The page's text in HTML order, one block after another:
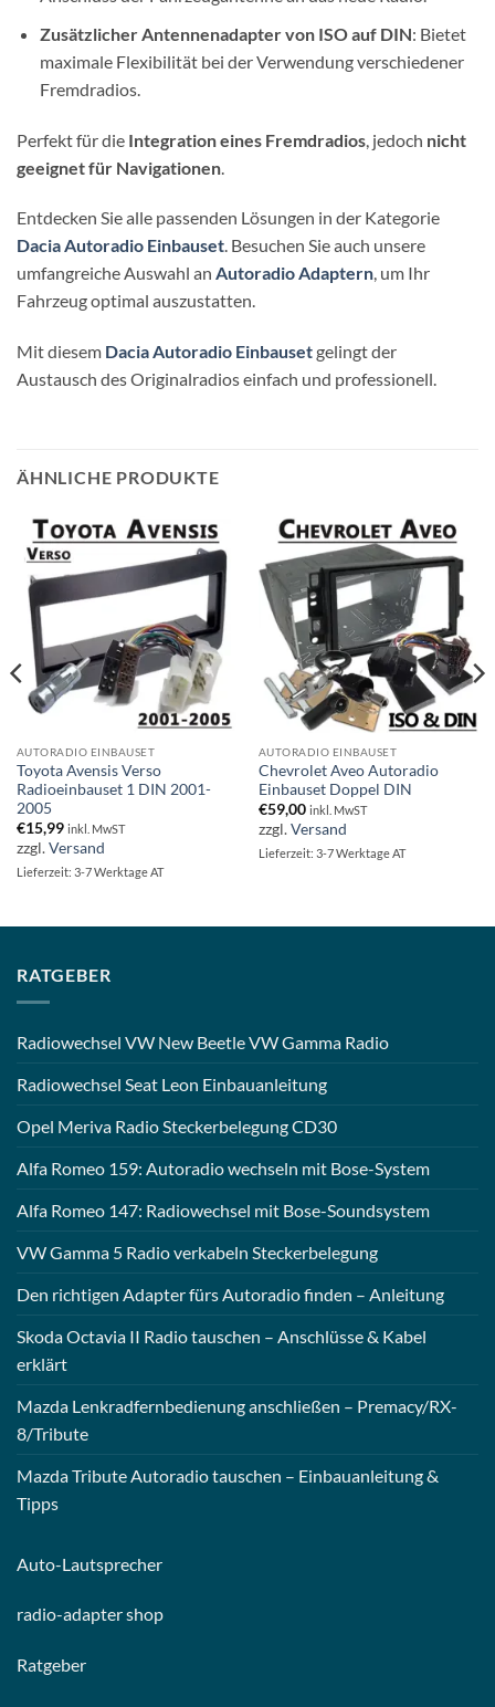
Zusätzlicher Antennenadapter von ISO auf DIN: Bietet
maximale Flexibilität bei der Verwendung verschiedener
Fremdradios.
Perfekt für die Integration eines Fremdradios , jedoch nicht
geeignet für Navigationen
Entdecken Sie alle passenden Lösungen in der Kategorie
Dacia Autoradio Einbauset. Besuchen Sie auch unsere
umfangreiche Auswahl an Autoradio Adaptern, um Ihr
Fahrzeug optimal auszustatten.
Mit diesem Dacia Autoradio Einbausetgelingt der
Austausch des Originalradios einfach und professionell.
ÄHNLICHE PRODUKTE
AUTORADIO EINBAUSET
Toyota Avensis Verso
Radioeinbauset 1 DIN 2001-
2005
€15,99 inkl. MwST
zzgl.Versand
Lieferzeit: 3-7 Werktage AT
AUTORADIO EINBAUSET
Chevrolet Aveo Autoradio
Einbauset Doppel DIN
€59,00 inkl. MwST
zzgl.Versand
Lieferzeit: 3-7 Werktage AT
RATGEBER
Radiowechsel VW New Beetle VW Gamma Radio
Radiowechsel Seat Leon Einbauanleitung
Opel Meriva Radio Steckerbelegung CD30
Alfa Romeo 159: Autoradio wechseln mit Bose-System
Alfa Romeo 147: Radiowechsel mit Bose-Soundsystem
VW Gamma 5 Radio verkabeln Steckerbelegung
Den richtigen Adapter fürs Autoradio finden – Anleitung
Skoda Octavia II Radio tauschen – Anschlüsse & Kabel
erklärt
Mazda Lenkradfernbedienung anschließen – Premacy/RX-
8/Tribute
Mazda Tribute Autoradio tauschen – Einbauanleitung &
Tipps
Auto-Lautsprecher
radio-adapter shop
Ratgeber